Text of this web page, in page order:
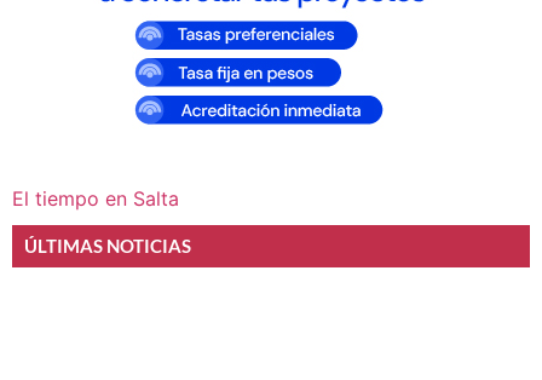
El tiempo en Salta
ÚLTIMAS NOTICIAS